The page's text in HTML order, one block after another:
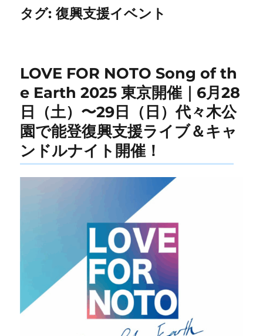
タグ:復興支援イベント
LOVE FOR NOTO Song of th
e Earth 2025 東京開催｜6月28
日（土）〜29日（日）代々木公
園で能登復興支援ライブ＆キャ
ンドルナイト開催！